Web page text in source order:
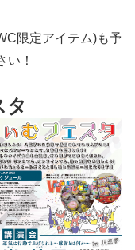
限定アイテム)も予
い！
タ